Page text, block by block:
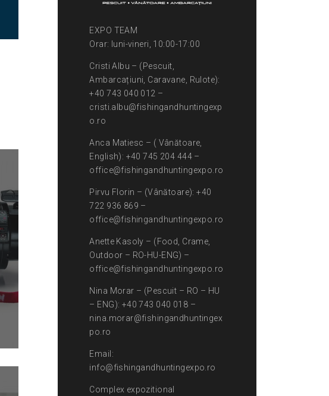
EXPO TEAM
Orar: luni-vineri, 10:00-17:00
Cristi Albu – (Pescuit,
Ambarcațiuni, Caravane, Rulote):
+40 743 040 012 –
cristi.albu@fishingandhuntingexp
o.ro
Anca Matiesc – ( Vânătoare,
English): +40 745 204 444 –
office@fishingandhuntingexpo.ro
Pirvu Florin – (Vânătoare): +40
722 936 869 –
office@fishingandhuntingexpo.ro
Anette Kasoly – (Food, Crame,
Outdoor – RO-HU-ENG) –
office@fishingandhuntingexpo.ro
Nina Morar – (Pescuit – RO – HU
– ENG): +40 743 040 018 –
nina.morar@fishingandhuntingex
po.ro
Email:
info@fishingandhuntingexpo.ro
Complex expozitional